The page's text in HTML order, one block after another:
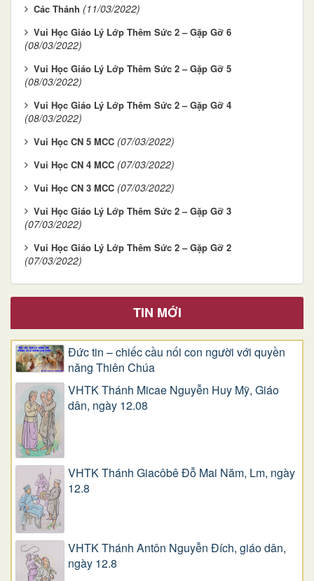
Các Thánh (11/03/2022)
Vui Học Giáo Lý Lớp Thêm Sức 2 – Gặp Gỡ 6
(08/03/2022)
Vui Học Giáo Lý Lớp Thêm Sức 2 – Gặp Gỡ 5
(08/03/2022)
Vui Học Giáo Lý Lớp Thêm Sức 2 – Gặp Gỡ 4
(08/03/2022)
Vui Học CN 5 MCC (07/03/2022)
Vui Học CN 4 MCC (07/03/2022)
Vui Học CN 3 MCC (07/03/2022)
Vui Học Giáo Lý Lớp Thêm Sức 2 – Gặp Gỡ 3
(07/03/2022)
Vui Học Giáo Lý Lớp Thêm Sức 2 – Gặp Gỡ 2
(07/03/2022)
TIN MỚI
Đức tin – chiếc cầu nối con người với quyền
năng Thiên Chúa
VHTK Thánh Micae Nguyễn Huy Mỹ, Giáo
dân, ngày 12.08
VHTK Thánh Giacôbê Ðỗ Mai Năm, Lm, ngày
12.8
VHTK Thánh Antôn Nguyễn Ðích, giáo dân,
ngày 12.8